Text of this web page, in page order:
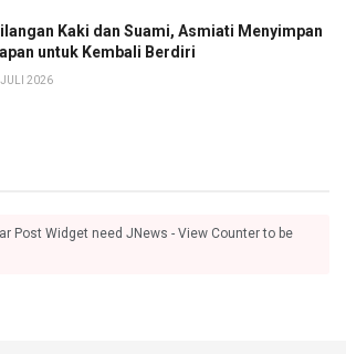
Kaki dan Suami, Asmiati Menyimpan
untuk Kembali Berdiri
2026
Post Widget need JNews - View Counter to be